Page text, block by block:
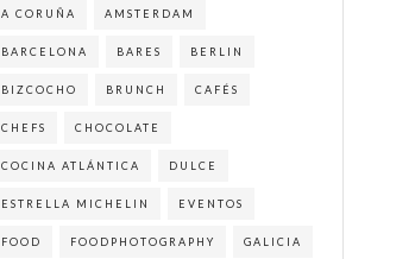
A CORUÑA AMSTERDAM
BARCELONA BARES BERLIN
BIZCOCHO BRUNCH CAFÉS
CHEFS CHOCOLATE
COCINA ATLÁNTICA DULCE
ESTRELLA MICHELIN EVENTOS
FOOD FOODPHOTOGRAPHY GALICIA